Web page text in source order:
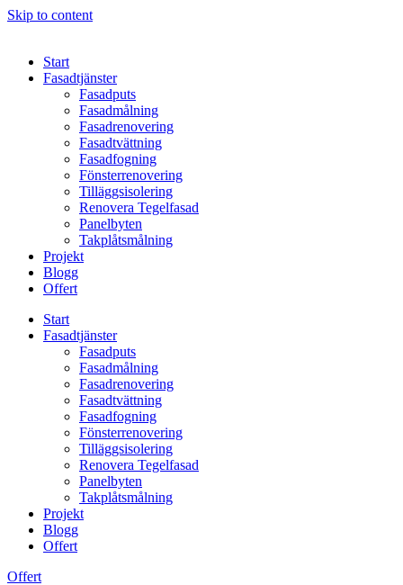
Skip to content
Start
Fasadtjänster
Fasadputs
Fasadmålning
Fasadrenovering
Fasadtvättning
Fasadfogning
Fönsterrenovering
Tilläggsisolering
Renovera Tegelfasad
Panelbyten
Takplåtsmålning
Projekt
Blogg
Offert
Start
Fasadtjänster
Fasadputs
Fasadmålning
Fasadrenovering
Fasadtvättning
Fasadfogning
Fönsterrenovering
Tilläggsisolering
Renovera Tegelfasad
Panelbyten
Takplåtsmålning
Projekt
Blogg
Offert
Offert